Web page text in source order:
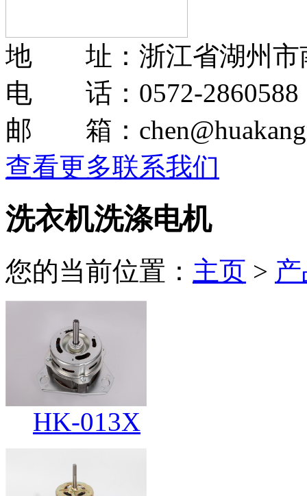
地 址：浙江省湖州市
电 话：0572-2860588
邮 箱：
查看更多联系我们
洗衣机洗涤电机
您的当前位置： 主页 >
HK-013X